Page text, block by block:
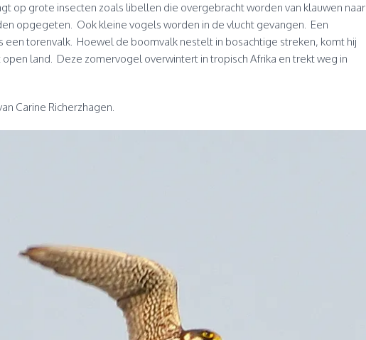
op grote insecten zoals libellen die overgebracht worden van klauwen naar
opgegeten. Ook kleine vogels worden in de vlucht gevangen. Een
een torenvalk. Hoewel de boomvalk nestelt in bosachtige streken, komt hij
land. Deze zomervogel overwintert in tropisch Afrika en trekt weg in
Carine Richerzhagen.